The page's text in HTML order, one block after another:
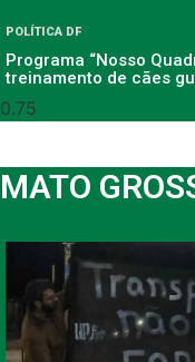
POLÍTICA DF
Programa “Nosso
treinamento de cães
MATO